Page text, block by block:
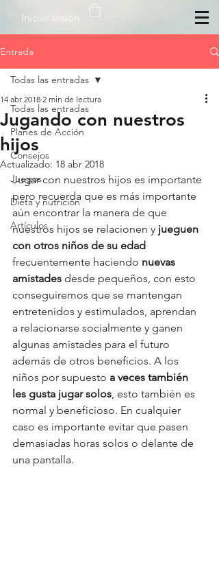
Iniciar sesión
Entrada
Todas las entradas
Planes de Acción
Consejos
Juegos
Dieta y nutrición
Artículos
Todas las entradas
Jugando con nuestros
hijos
14 abr 2018 2 min de lectura
Actualizado: 18 abr 2018
Jugar con nuestros hijos es importante
pero recuerda que es más importante
aún encontrar la manera de que
nuestros hijos se relacionen y jueguen
con otros niños de su edad
frecuentemente haciendo nuevas
amistades desde pequeños, con esto
conseguiremos que se mantengan
entretenidos y estimulados, aprendan
a relacionarse socialmente y ganen
algunas amistades para el futuro
además de otros beneficios. A los
niños por supuesto a veces también
les gusta jugar solos, esto también es
normal y beneficioso. En cualquier
caso es importante evitar que pasen
demasiadas horas solos o delante de
una pantalla.